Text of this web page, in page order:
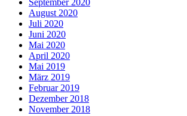
September 2020
August 2020
Juli 2020
Juni 2020
Mai 2020
April 2020
Mai 2019
März 2019
Februar 2019
Dezember 2018
November 2018